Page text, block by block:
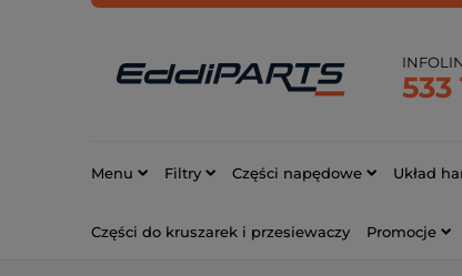
533
Menu Filtry Części napędowe Układ
Części do kruszarek i przesiewaczy Promocje